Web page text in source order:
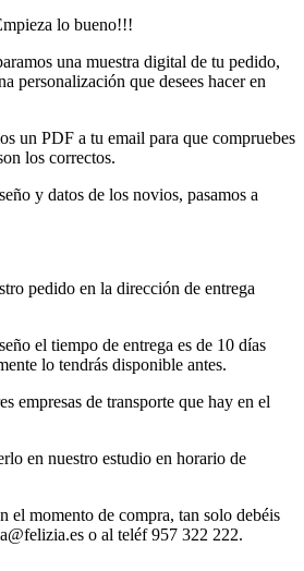
lo bueno!!!
una muestra digital de tu pedido,
personalización que desees hacer en
un PDF a tu email para que compruebes
los correctos.
y datos de los novios, pasamos a
pedido en la dirección de entrega
el tiempo de entrega es de 10 días
lo tendrás disponible antes.
empresas de transporte que hay en el
en nuestro estudio en horario de
el momento de compra, tan solo debéis
o al teléf 957 322 222.